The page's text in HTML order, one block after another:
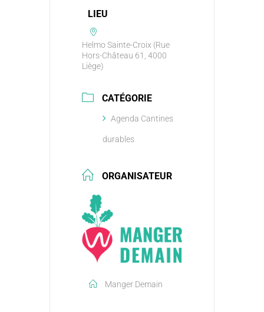
LIEU
Helmo Sainte-Croix (Rue
Hors-Château 61, 4000
Liège)
CATÉGORIE
Agenda Cantines
durables
ORGANISATEUR
Manger Demain